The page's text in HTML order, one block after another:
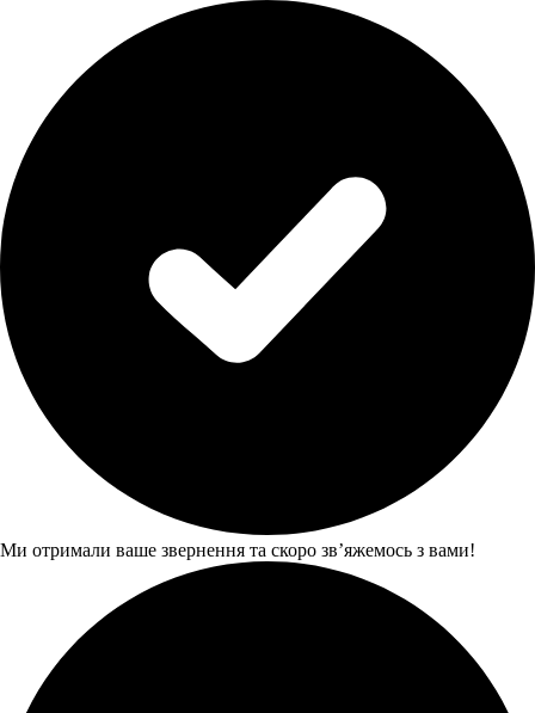
Ми отримали ваше звернення та скоро звʼяжемось з вами!